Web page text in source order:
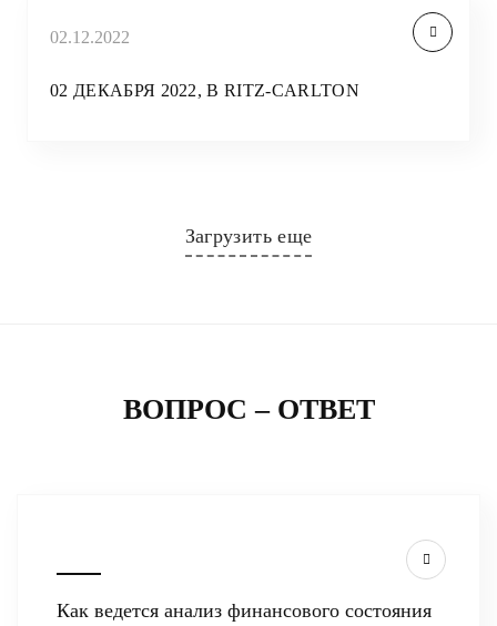
02.12.2022
02 ДЕКАБРЯ 2022, В RITZ-CARLTON
Загрузить еще
ВОПРОС – ОТВЕТ
Как ведется анализ финансового состояния